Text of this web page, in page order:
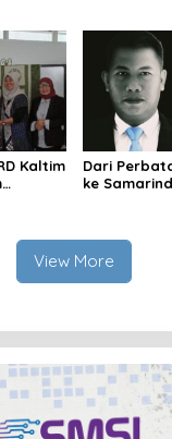
Kaltim
Dari
ke
View More